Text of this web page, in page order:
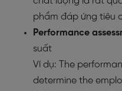
phẩm đáp ứng tiêu
Performance
suất
Ví dụ: The
determine the